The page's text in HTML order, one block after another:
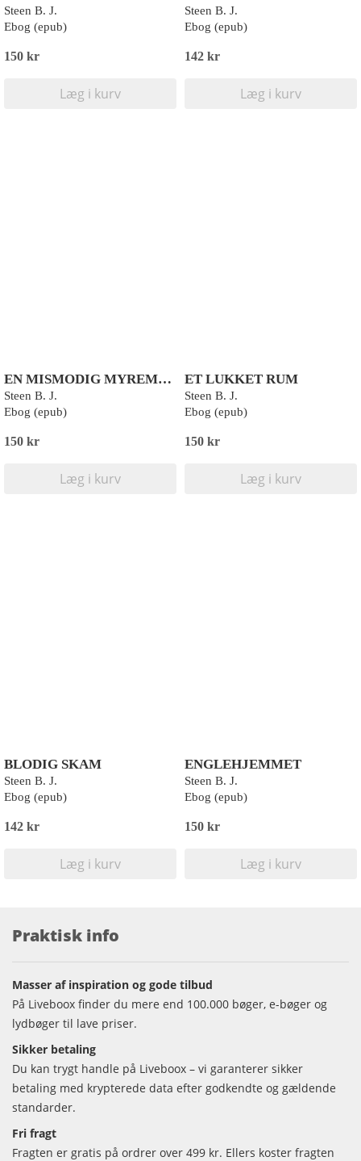
Steen B. J.
Ebog (epub)
150 kr
Læg i kurv
Steen B. J.
Ebog (epub)
142 kr
Læg i kurv
EN MISMODIG MYREMAND
Steen B. J.
Ebog (epub)
150 kr
Læg i kurv
ET LUKKET RUM
Steen B. J.
Ebog (epub)
150 kr
Læg i kurv
BLODIG SKAM
Steen B. J.
Ebog (epub)
142 kr
Læg i kurv
ENGLEHJEMMET
Steen B. J.
Ebog (epub)
150 kr
Læg i kurv
Praktisk info
Masser af inspiration og gode tilbud
På Liveboox finder du mere end 100.000 bøger, e-bøger og
lydbøger til lave priser.
Sikker betaling
Du kan trygt handle på Liveboox – vi garanterer sikker
betaling med krypterede data efter godkendte og gældende
standarder.
Fri fragt
Fragten er gratis på ordrer over 499 kr. Ellers koster fragten